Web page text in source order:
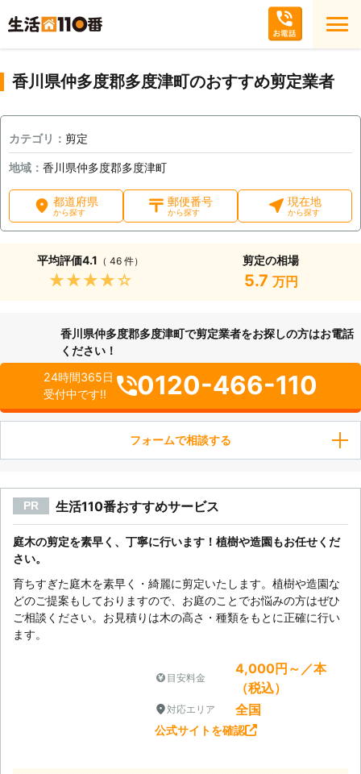
香川県仲多度郡多度津町のおすすめ剪定業者
カテゴリ： 剪定
地域： 香川県仲多度郡多度津町
都道府県
から探す
郵便番号
から探す
現在地
から探す
平均評価4.1 （ 46 件）
★★★★★
剪定の相場
5.7 万円
香川県仲多度郡多度津町で剪定業者をお探しの方はお電話
ください！
24時間365日
受付中です!!
0120-466-110
フォームで相談する
PR 生活110番おすすめサービス
庭木の剪定を素早く、丁寧に行います！植樹や造園もお任せくだ
さい。
育ちすぎた庭木を素早く・綺麗に剪定いたします。植樹や造園な
どのご提案もしておりますので、お庭のことでお悩みの方はぜひ
ご相談ください。お見積りは木の高さ・種類をもとに正確に行い
ます。
目安料金
4,000円～／本
（税込）
対応エリア 全国
公式サイトを確認